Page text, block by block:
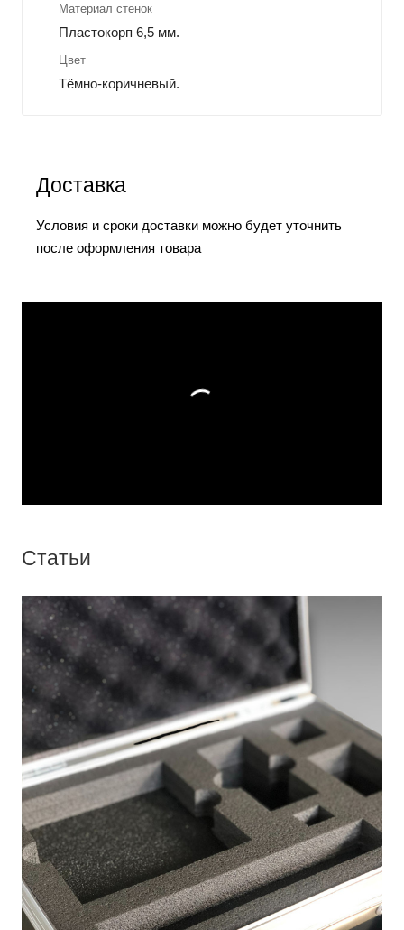
Материал стенок
Пластокорп 6,5 мм.
Цвет
Тёмно-коричневый.
Доставка
Условия и сроки доставки можно будет уточнить
после оформления товара
Статьи